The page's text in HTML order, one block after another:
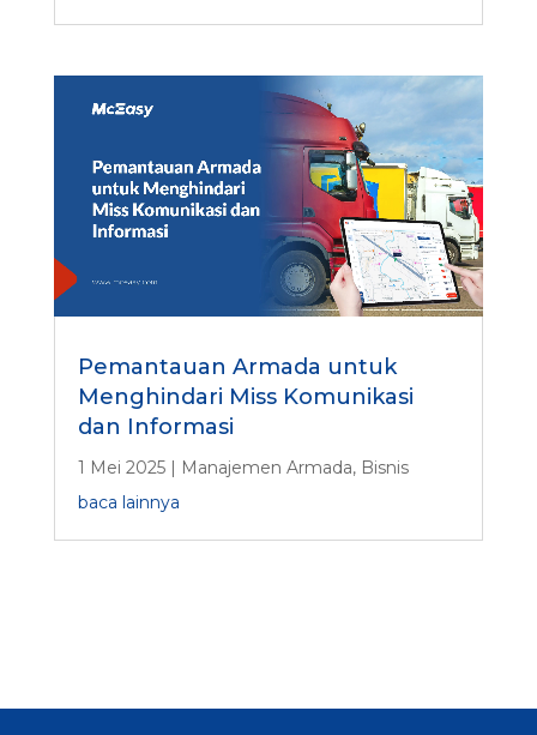
Pemantauan Armada untuk
Menghindari Miss Komunikasi
dan Informasi
1 Mei 2025| Manajemen Armada, Bisnis
baca lainnya